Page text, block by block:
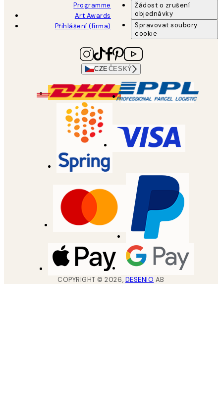
Programme
Art Awards
Přihlášení (firma)
Žádost o zrušení
objednávky
Spravovat soubory
cookie
CZEČESKÝ
COPYRIGHT ©2026, DESENIO AB